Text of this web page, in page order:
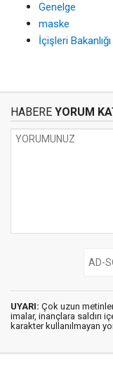
Genelge
maske
İçişleri Bakanlığı
HABERE YORUM
UYARI: Çok uzun
imalar, inançlara saldırı
karakter kullanılmayan